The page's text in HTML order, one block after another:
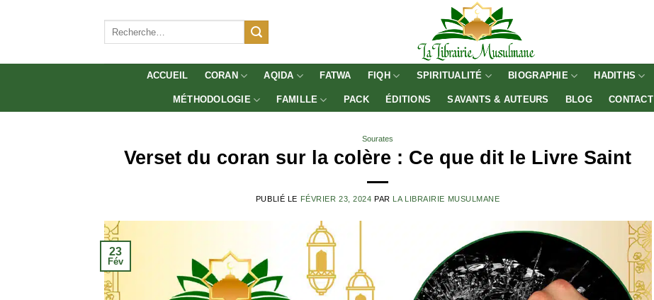
ACCUEIL CORAN AQIDA FATWA FIQH SPIRITUALITÉ BIOGRAPHIE HADITHS
MÉTHODOLOGIE FAMILLE PACK ÉDITIONS SAVANTS & AUTEURS BLOG CONTACT
Sourates
Verset du coran sur la colère : Ce que dit le Livre Saint
PUBLIÉ LE FÉVRIER 23, 2024 PAR LA LIBRAIRIE MUSULMANE
23
Fév